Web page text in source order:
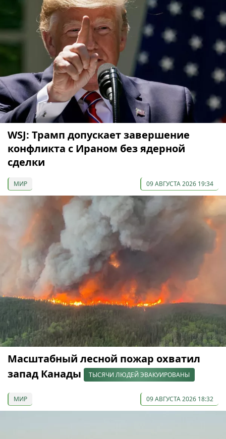
WSJ: Трамп допускает завершение
конфликта с Ираном без ядерной
сделки
МИР 09 АВГУСТА 2026 19:34
Масштабный лесной пожар охватил
запад Канады
ТЫСЯЧИ ЛЮДЕЙ ЭВАКУИРОВАНЫ
МИР 09 АВГУСТА 2026 18:32